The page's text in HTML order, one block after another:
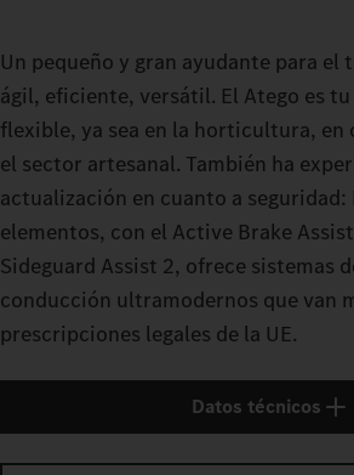
Un pequeño y gran ayudante para el
ágil, eficiente, versátil. El Atego es
flexible, ya sea en la horticultura, en
el sector artesanal. También ha
actualización en cuanto a
elementos, con el Active Brake
Sideguard Assist 2, ofrece sistemas
conducción ultramodernos que van
prescripciones legales de la UE.
Datos técnicos